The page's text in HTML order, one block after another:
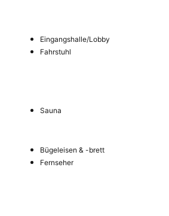
Eingangshalle/Lobby
Fahrstuhl
Sauna
Bügeleisen & -brett
Fernseher